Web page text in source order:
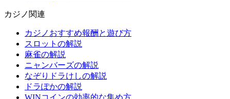
カジノ関連
カジノおすすめ報酬と遊び方
スロットの解説
麻雀の解説
ニャンバーズの解説
なぞりドラけしの解説
ドラぽかの解説
WINコインの効率的な集め方